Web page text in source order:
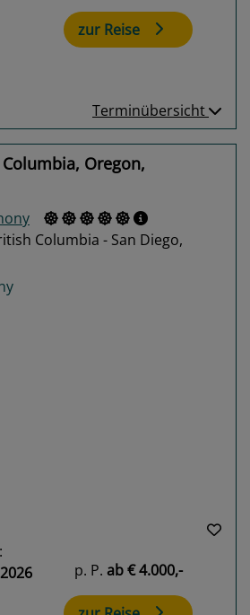
zur Reise
Terminübersicht
Oregon,
Columbia - San Diego,
p. P. ab€ 4.000,-